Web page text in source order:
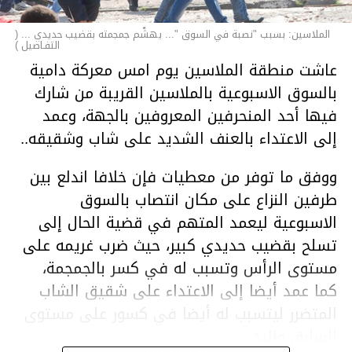
الملاسين: بسبب "نصبة في السوق "... يهشّم جمجمته بقضيب حديدي ... (
التفـاصيل )
عاشت منطقة الملاسين يوم امس معركة دامية
بالسوق الاسبوعية بالملاسين القريبة من شارك
فيها أحد المنحرفين المعروفين بالجهة، وعمد
إلى الاعتداء بالعنف الشديد على شاب وشقيقه..
ووفق ما توفر من معطيات فإن خلافا اندلع بين
طرفين النزاع على مكان انتصاب بالسوق
الاسبوعية ليعمد المتهم في قضية الحال إلى
تسلح بقضيب حديدي كبير، حيث ضرب غريمه على
مستوى الرأس وتسبب له في كسر بالجمجمة،
كما عمد أيضا إلى الاعتداء على شقيق الشاب
المتضرر ليتسبب له أيضا في كسور على مستوى